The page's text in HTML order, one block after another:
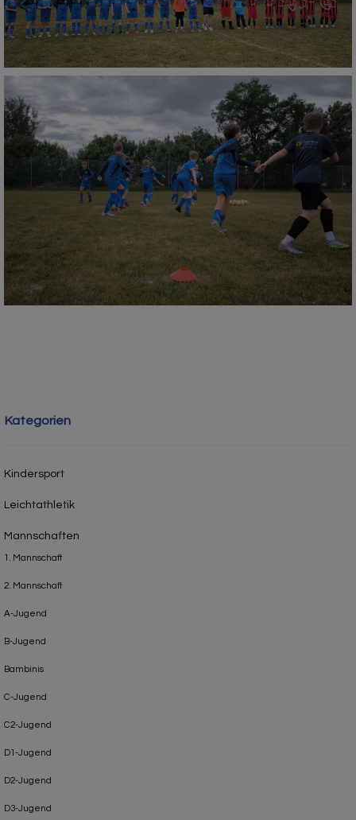
Kategorien
Kindersport
Leichtathletik
Mannschaften
1. Mannschaft
2. Mannschaft
A-Jugend
B-Jugend
Bambinis
C-Jugend
C2-Jugend
D1-Jugend
D2-Jugend
D3-Jugend